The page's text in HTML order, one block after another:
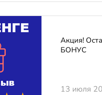
Акция!
БОНУС
13 июля